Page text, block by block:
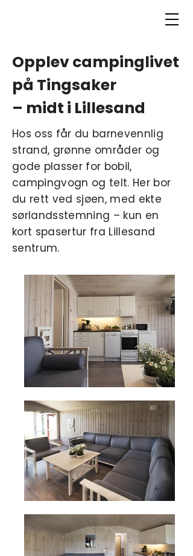
Opplev campinglivet
på Tingsaker
– midt i Lillesand
Hos oss får du barnevennlig
strand, grønne områder og
gode plasser for bobil,
campingvogn og telt. Her bor
du rett ved sjøen, med ekte
sørlandsstemning – kun en
kort spasertur fra Lillesand
sentrum.